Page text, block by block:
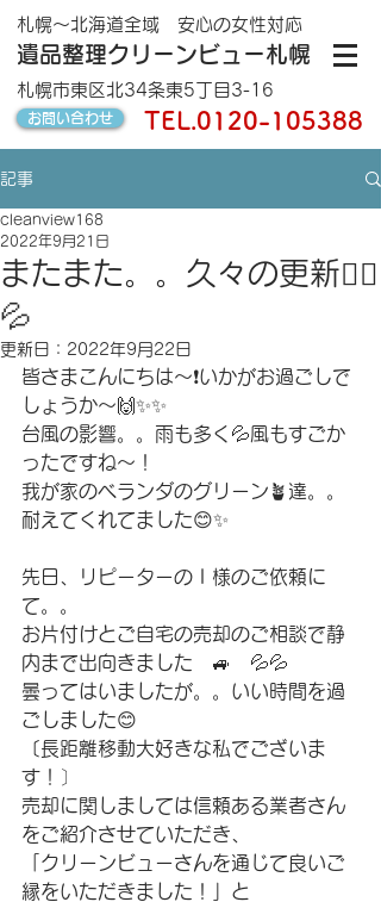
遺品整理クリーンビュー札幌
札幌～北海道全域 安心の女性対応
札幌市東区北34条東5丁目3-16
お問い合わせ TEL.0120-105388
記事
またまた。。久々の更新🙇‍♂️
💦
cleanview168
2022年9月21日
更新日： 2022年9月22日
皆さまこんにちは〜❗️いかがお過ごしで
しょうか〜🙌✨✨
台風の影響。。雨も多く💦風もすごか
ったですね〜！
我が家のベランダのグリーン🪴達。。
耐えてくれてました😊✨
先日、リピーターのＩ様のご依頼に
て。。
お片付けとご自宅の売却のご相談で静
内まで出向きました　🚙　💦💦
曇ってはいましたが。。いい時間を過
ごしました😊
〔長距離移動大好きな私でございま
す！〕
売却に関しましては信頼ある業者さん
をご紹介させていただき、
「クリーンビューさんを通じて良いご
縁をいただきました！」と